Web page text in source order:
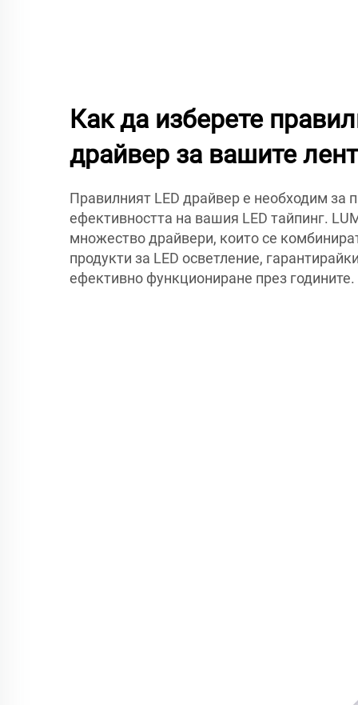
Как да изберете
драйвер за вашите
Правилният LED драйвер е необходим за
ефективността на вашия LED тайпинг.
множество драйвери, които се
продукти за LED осветление,
ефективно функциониране през годините.